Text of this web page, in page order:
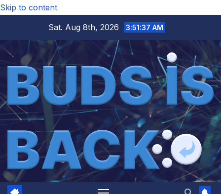
Skip to content
Sat. Aug 8th, 2026
3:51:38 AM